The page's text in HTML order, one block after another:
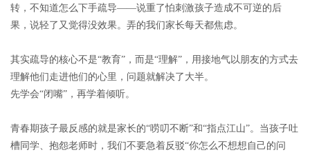
转，不知道怎么下手疏导——说重了怕刺激孩子造成不可逆的后
果，说轻了又觉得没效果。弄的我们家长每天都焦虑。
其实疏导的核心不是“教育”，而是“理解”，用接地气以朋友的方式去
理解他们走进他们的心里，问题就解决了大半。
先学会“闭嘴”，再学着倾听。
青春期孩子最反感的就是家长的“唠叨不断”和“指点江山”。当孩子吐
槽同学、抱怨老师时，我们不要急着反驳“你怎么不想想自己的问